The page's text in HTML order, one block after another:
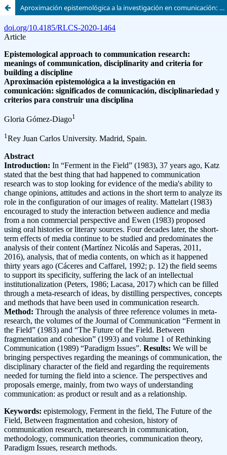
Aproximación epistemológica a la investigación en comunicación: significados de comunicación, disciplinariedad y criterios para construir una disciplina